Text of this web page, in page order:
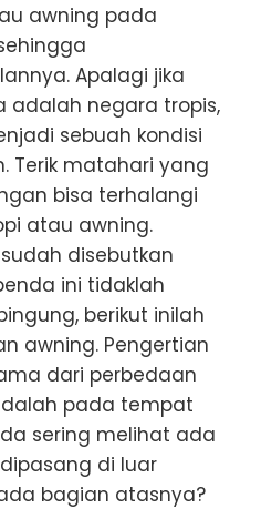
awning pada
Apalagi jika
adalah negara tropis,
sebuah kondisi
Terik matahari yang
bisa terhalangi
atau awning.
disebutkan
ini tidaklah
berikut inilah
awning. Pengertian
dari perbedaan
pada tempat
sering melihat ada
di luar
bagian atasnya?